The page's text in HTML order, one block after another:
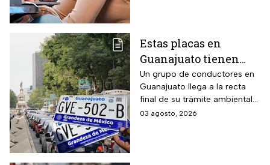
Estas placas en
Guanajuato tienen
hasta el 31 de agosto
2026 para realizar la
verificación
vehicular o habrá
Un grupo de conductores en
Guanajuato llega a la recta
final de su trámite ambiental
semestral. El descuido cuesta
03 agosto, 2026